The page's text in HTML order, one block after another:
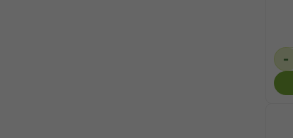
-